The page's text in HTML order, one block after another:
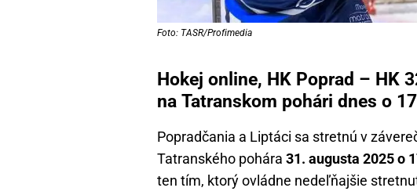
Foto: TASR/Profimedia
Hokej online, HK Poprad – HK
na Tatranskom pohári dnes o
Popradčania a Liptáci sa stretnú v
Tatranského pohára 31. augusta 2025 o
ten tím, ktorý ovládne nedeľňajšie